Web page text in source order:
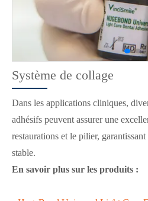
Système de collage
Dans les applications cliniques,
adhésifs peuvent assurer une
restaurations et le pilier,
stable.
En savoir plus sur les produits :